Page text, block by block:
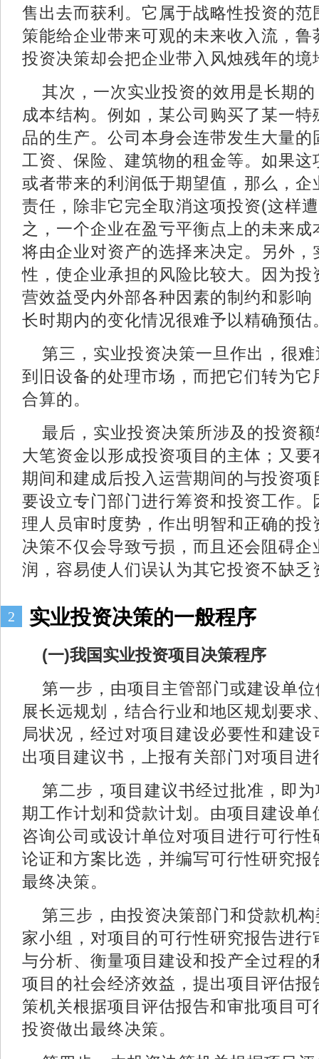
售出去而获利。它属于战略性投资的
策能给企业带来可观的未来收入流，
投资决策却会把企业带入风烛残年
其次，一次实业投资的效用是长期
成本结构。例如，某公司购买了某一
品的生产。公司本身会连带发生大量
工资、保险、建筑物的租金等。如果
或者带来的利润低于期望值，那么，
责任，除非它完全取消这项投资(这样
之，一个企业在盈亏平衡点上的未来
将由企业对资产的选择来决定。另外
性，使企业承担的风险比较大。因为
营效益受内外部各种因素的制约和影
长时期内的变化情况很难予以精确
第三，实业投资决策一旦作出，很
到旧设备的处理市场，而把它们转为
合算的。
最后，实业投资决策所涉及的投资
大笔资金以形成投资项目的主体；又
期间和建成后投入运营期间的与投资
要设立专门部门进行筹资和投资工作
理人员审时度势，作出明智和正确的
决策不仅会导致亏损，而且还会阻碍
润，容易使人们误认为其它投资不缺乏
2 实业投资决策的一般程序
(一)我国实业投资项目决策程序
第一步，由项目主管部门或建设单
展长远规划，结合行业和地区规划要
局状况，经过对项目建设必要性和建
出项目建议书，上报有关部门对项
第二步，项目建议书经过批准，即
期工作计划和贷款计划。由项目建设
咨询公司或设计单位对项目进行可行
论证和方案比选，并编写可行性研究
最终决策。
第三步，由投资决策部门和贷款机
家小组，对项目的可行性研究报告进
与分析、衡量项目建设和投产全过程
项目的社会经济效益，提出项目评估
策机关根据项目评估报告和审批项目
投资做出最终决策。